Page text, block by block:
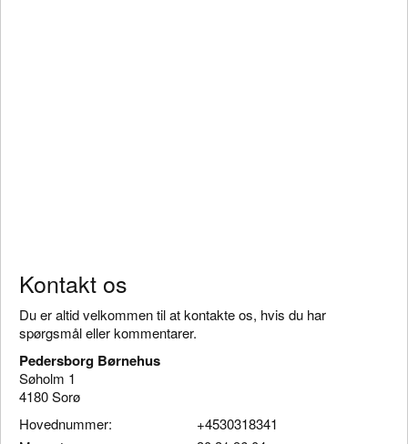
Kontakt os
Du er altid velkommen til at kontakte os, hvis du har
spørgsmål eller kommentarer.
Pedersborg Børnehus
Søholm 1
4180 Sorø
Hovednummer:
+4530318341